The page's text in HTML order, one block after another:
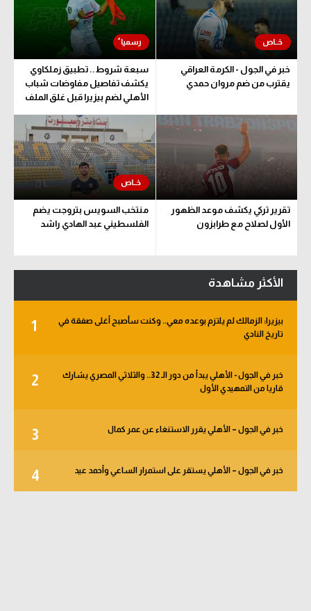
خبر في الجول - الكرمة العراقي
يقترب من ضم مروان حمدي
سبعة شروط.. تطبيق زملكاوي
يكشف تفاصيل مفاوضات شباب
الأهلي لضم بيزيرا قبل غلق الملف
تقرير تركي يكشف موعد الظهور
الأول لصلاح مع طرابزون
منتخب السويس بتروجت يضم
الفلسطيني عبد الهادي راشد
الأكثر مشاهدة
1
بيزيرا: الزمالك لم يلتزم بوعده معي.. وكنت سأصبح أغلى صفقة في
تاريخ النادي
2
خبر في الجول - الأهلي يبدأ من دور الـ 32.. والثلاثي المصري يشارك
قاريا من التمهيدي الأول
3 خبر في الجول – الأهلي يقرر الاستنغاء عن عمر كمال
4 خبر في الجول – الأهلي يستقر على استمرار الساعي وأحمد عيد